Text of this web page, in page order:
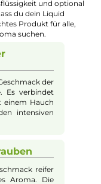
Pawn
Pawn Aroma aus
Kick verbindet.
der Beere trifft
eine dezente Kühle, die
in Sekunden